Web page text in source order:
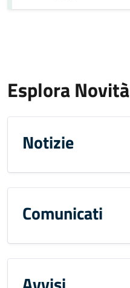
Esplora Novità
Notizie
Comunicati